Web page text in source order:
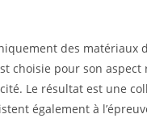
des
choisie pour son
Le résultat est une
également à